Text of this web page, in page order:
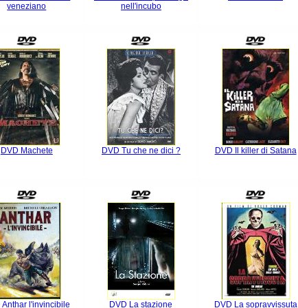
veneziano
nell'incubo
DVD Machete DVD Tu che ne dici ? DVD Il killer di Satana
Anthar l'invincibile DVD La stazione DVD La sopravvissuta